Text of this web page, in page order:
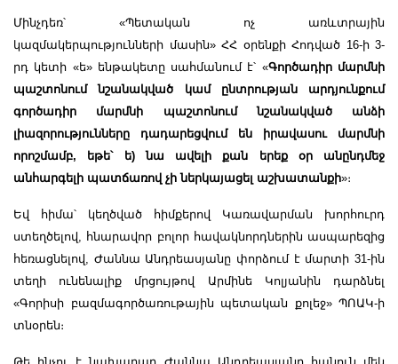
Մինչդեռ՝ «Պետական ոչ առևտրային
կազմակերպությունների մասին» ՀՀ օրենքի Հոդված 16-ի 3-
րդ կետի «ե» ենթակետը սահմանում է՝ «Գործադիր մարմնի
պաշտոնում նշանակված կամ ընտրության արդյունքում
գործադիր մարմնի պաշտոնում նշանակված անձի
լիազորությունները դադարեցվում են իրավասու մարմնի
որոշմամբ, եթե՝ ե) նա ավելի քան երեք օր անընդմեջ
անհարգելի պատճառով չի ներկայացել աշխատանքի»։
Եվ հիմա՝ կեղծված հիմքերով Կառավարման խորհուրդ
ստեղծելով, հնարավոր բոլոր հավակնորդներին ասպարեզից
հեռացնելով, Ժաննա Անդրեասյանը փորձում է մարտի 31-ին
տեղի ունենալիք մրցույթով Արմինե Կոլյանին դարձնել
«Գորիսի բազմագործառութային պետական քոլեջ» ՊՈԱԿ-ի
տնօրեն։